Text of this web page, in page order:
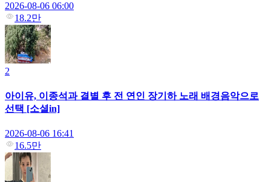
2026-08-06 06:00
18.2만
2
아이유, 이종석과 결별 후 전 연인 장기하 노래 배경음악으로
선택 [소셜in]
2026-08-06 16:41
16.5만